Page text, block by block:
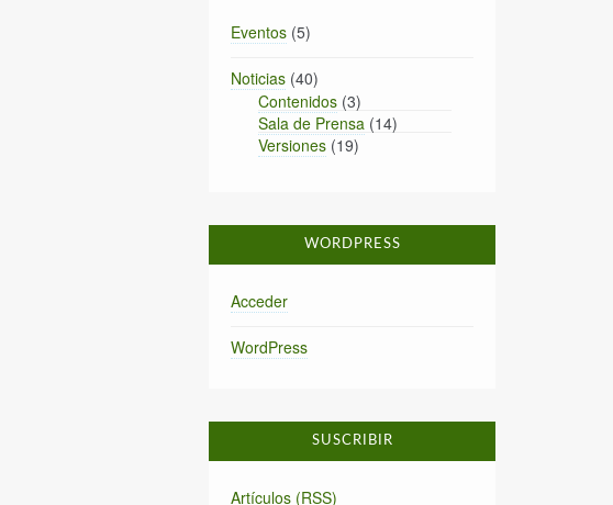
Eventos (5)
Noticias (40)
Contenidos (3)
Sala de Prensa (14)
Versiones (19)
WORDPRESS
Acceder
WordPress
SUSCRIBIR
Artículos (RSS)